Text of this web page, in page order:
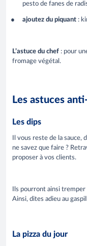
pesto de fanes de
ajoutez du piquant :
L’astuce du chef : pour
fromage végétal.
Les astuces
Les dips
Il vous reste de la
ne savez que faire ?
proposer à vos clients.
Ils pourront ainsi
Ainsi, dites adieu au
La pizza du jour